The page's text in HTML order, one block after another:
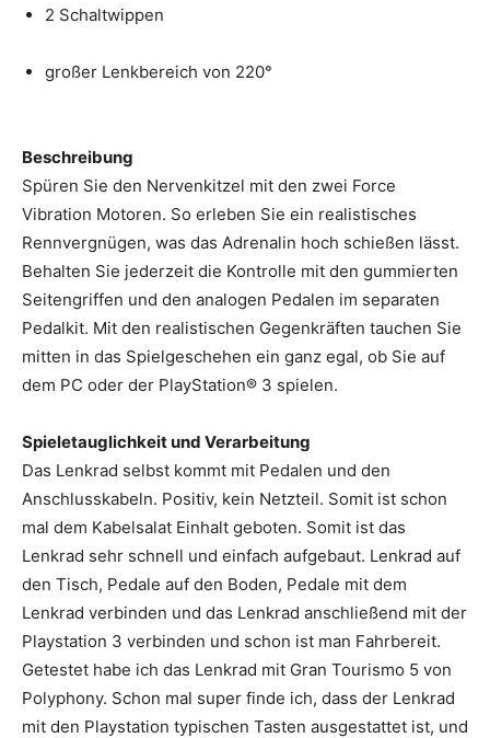
2 Schaltwippen
großer Lenkbereich von 220°
Beschreibung
Spüren Sie den Nervenkitzel mit den zwei Force
Vibration Motoren. So erleben Sie ein realistisches
Rennvergnügen, was das Adrenalin hoch schießen lässt.
Behalten Sie jederzeit die Kontrolle mit den gummierten
Seitengriffen und den analogen Pedalen im separaten
Pedalkit. Mit den realistischen Gegenkräften tauchen Sie
mitten in das Spielgeschehen ein ganz egal, ob Sie auf
dem PC oder der PlayStation® 3 spielen.
Spieletauglichkeit und Verarbeitung
Das Lenkrad selbst kommt mit Pedalen und den
Anschlusskabeln. Positiv, kein Netzteil. Somit ist schon
mal dem Kabelsalat Einhalt geboten. Somit ist das
Lenkrad sehr schnell und einfach aufgebaut. Lenkrad auf
den Tisch, Pedale auf den Boden, Pedale mit dem
Lenkrad verbinden und das Lenkrad anschließend mit der
Playstation 3 verbinden und schon ist man Fahrbereit.
Getestet habe ich das Lenkrad mit Gran Tourismo 5 von
Polyphony. Schon mal super finde ich, dass der Lenkrad
mit den Playstation typischen Tasten ausgestattet ist, und